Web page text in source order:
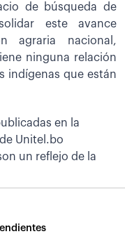
de búsqueda de
este avance
agraria nacional,
ninguna relación
indígenas que están
en la
Unitel.bo
un reflejo de la